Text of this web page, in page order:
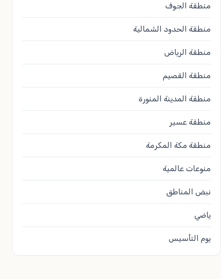
منطقة الجوف
منطقة الحدود الشمالية
منطقة الرياض
منطقة القصيم
منطقة المدينة المنورة
منطقة عسير
منطقة مكة المكرمة
منوعات عالمية
نبض المناطق
ياضي
يوم التأسيس